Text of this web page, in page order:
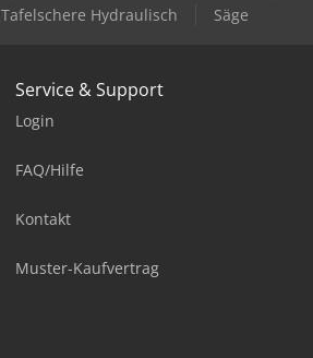
Tafelschere Hydraulisch Säge
Service & Support
Login
FAQ/Hilfe
Kontakt
Muster-Kaufvertrag